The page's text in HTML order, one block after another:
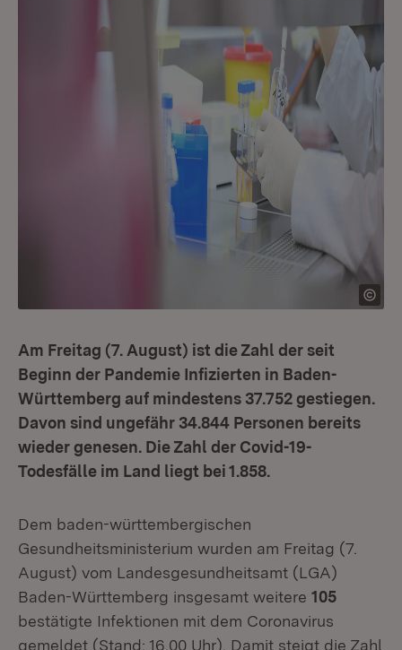
Am Freitag (7. August) ist die Zahl der seit
Beginn der Pandemie Infizierten in Baden-
Württemberg auf mindestens 37.752 gestiegen.
Davon sind ungefähr 34.844 Personen bereits
wieder genesen. Die Zahl der Covid-19-
Todesfälle im Land liegt bei 1.858.
Dem baden-württembergischen
Gesundheitsministerium wurden am Freitag (7.
August) vom Landesgesundheitsamt (LGA)
Baden-Württemberg insgesamt weitere 105
bestätigte Infektionen mit dem Coronavirus
gemeldet (Stand: 16.00 Uhr). Damit steigt die Zahl